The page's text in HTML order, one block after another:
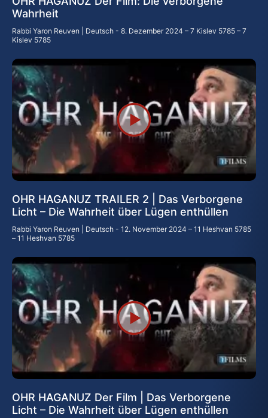
Wahrheit
Rabbi Yaron Reuven | Deutsch
8. Dezember 2024 – 7 Kislev 5785 – 7
Kislev 5785
OHR HAGANUZ TRAILER 2 | Das Verborgene
Licht – Die Wahrheit über Lügen enthüllen
Rabbi Yaron Reuven | Deutsch
12. November 2024 – 11 Heshvan 5785
– 11 Heshvan 5785
OHR HAGANUZ Der Film | Das Verborgene
Licht – Die Wahrheit über Lügen enthüllen